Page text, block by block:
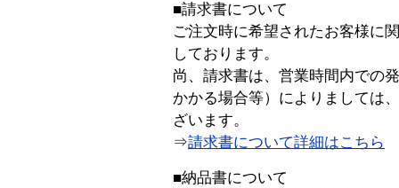
■請求書について
ご注文時に希望されたお客様に
しております。
尚、請求書は、営業時間内での
かかる場合等）によりましては
ざいます。
⇒請求書について詳細はこちら
■納品書について